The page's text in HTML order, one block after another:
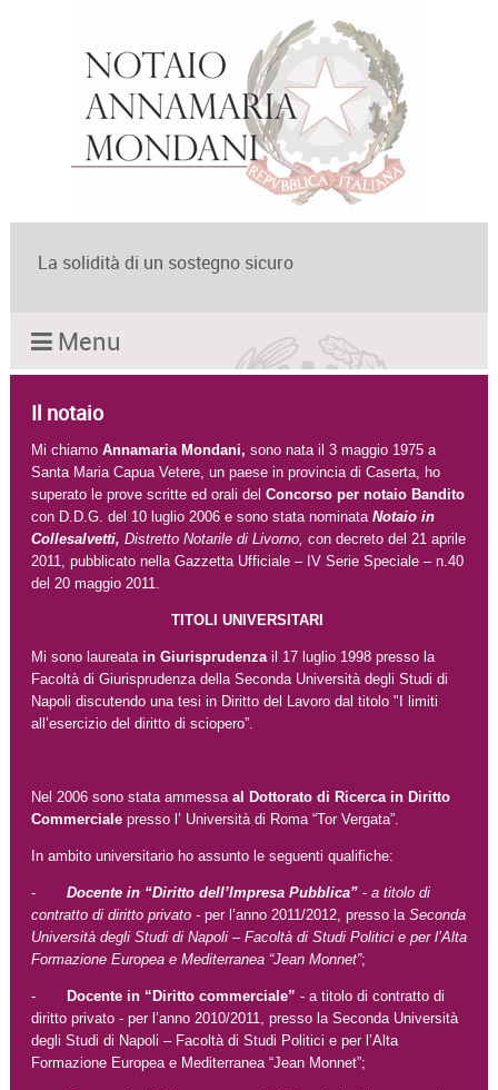
La solidità di un sostegno sicuro
Menu
Il notaio
Mi chiamo Annamaria Mondani, sono nata il 3 maggio 1975 a
Santa Maria Capua Vetere, un paese in provincia di Caserta, ho
superato le prove scritte ed orali del Concorso per notaio Bandito
con D.D.G. del 10 luglio 2006 e sono stata nominata Notaio in
Collesalvetti, Distretto Notarile di Livorno, con decreto del 21 aprile
2011, pubblicato nella Gazzetta Ufficiale – IV Serie Speciale – n.40
del 20 maggio 2011.
TITOLI UNIVERSITARI
Mi sono laureata in Giurisprudenza il 17 luglio 1998 presso la
Facoltà di Giurisprudenza della Seconda Università degli Studi di
Napoli discutendo una tesi in Diritto del Lavoro dal titolo "I limiti
all’esercizio del diritto di sciopero”.
Nel 2006 sono stata ammessa al Dottorato di Ricerca in Diritto
Commerciale presso l’ Università di Roma “Tor Vergata”.
In ambito universitario ho assunto le seguenti qualifiche:
- Docente in “Diritto dell’Impresa Pubblica”- a titolo di
contratto di diritto privato -per l’anno 2011/2012, presso la Seconda
Università degli Studi di Napoli – Facoltà di Studi Politici e per l’Alta
Formazione Europea e Mediterranea “Jean Monnet”;
- Docente in “Diritto commerciale” - a titolo di contratto di
diritto privato - per l’anno 2010/2011, presso la Seconda Università
degli Studi di Napoli – Facoltà di Studi Politici e per l’Alta
Formazione Europea e Mediterranea “Jean Monnet”;